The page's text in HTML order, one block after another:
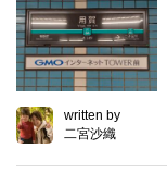
written by
二宮沙織